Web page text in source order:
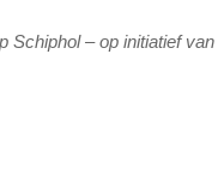
Schiphol – op initiatief